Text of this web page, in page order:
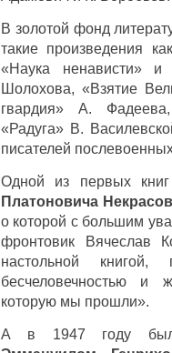
В золотой фонд
такие произведения
«Наука ненависти»
Шолохова, «Взятие
гвардия» А.
«Радуга» В.
писателей
Одной из первых
Платоновича
о которой с большим
фронтовик Вячеслав
настольной
бесчеловечностью и
которую мы прошли».
А в 1947 году